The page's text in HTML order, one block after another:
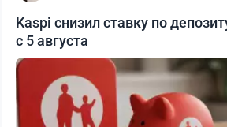
Kaspi снизил ставку по
с 5 августа